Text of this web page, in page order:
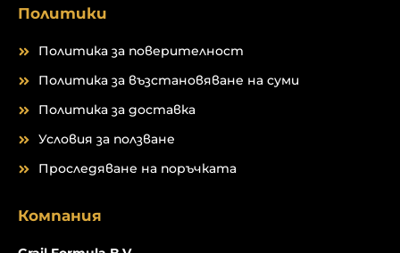
Политики
Политика за поверителност
Политика за възстановяване на суми
Политика за доставка
Условия за ползване
Проследяване на поръчката
Компания